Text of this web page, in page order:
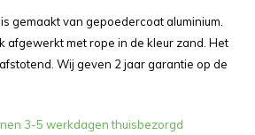
gemaakt van gepoedercoat aluminium.
afgewerkt met rope in de kleur zand. Het
Wij geven 2 jaar garantie op de
3-5 werkdagen thuisbezorgd